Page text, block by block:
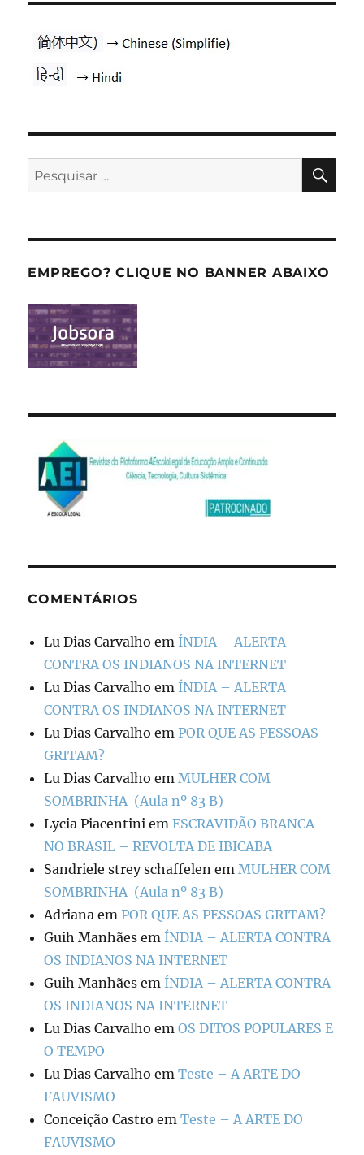
Pesquisar
por:
EMPREGO? CLIQUE NO BANNER ABAIXO
COMENTÁRIOS
Lu Dias Carvalho em ÍNDIA – ALERTA
CONTRA OS INDIANOS NA INTERNET
Lu Dias Carvalho em ÍNDIA – ALERTA
CONTRA OS INDIANOS NA INTERNET
Lu Dias Carvalho em POR QUE AS PESSOAS
GRITAM?
Lu Dias Carvalho em MULHER COM
SOMBRINHA (Aula nº 83 B)
Lycia Piacentini emESCRAVIDÃO BRANCA
NO BRASIL – REVOLTA DE IBICABA
Sandriele strey schaffelen em MULHER COM
SOMBRINHA (Aula nº 83 B)
Adriana em POR QUE AS PESSOAS GRITAM?
Guih Manhães em ÍNDIA – ALERTA CONTRA
OS INDIANOS NA INTERNET
Guih Manhães em ÍNDIA – ALERTA CONTRA
OS INDIANOS NA INTERNET
Lu Dias Carvalho emOS DITOS POPULARES E
O TEMPO
Lu Dias Carvalho emTeste – A ARTE DO
FAUVISMO
Conceição Castro emTeste – A ARTE DO
FAUVISMO